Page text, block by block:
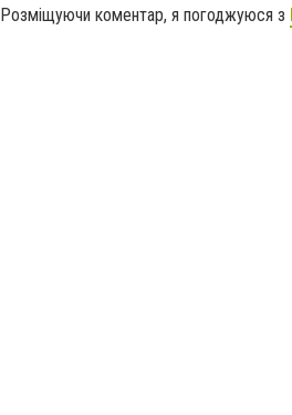
Розміщуючи коментар, я погоджуюся з